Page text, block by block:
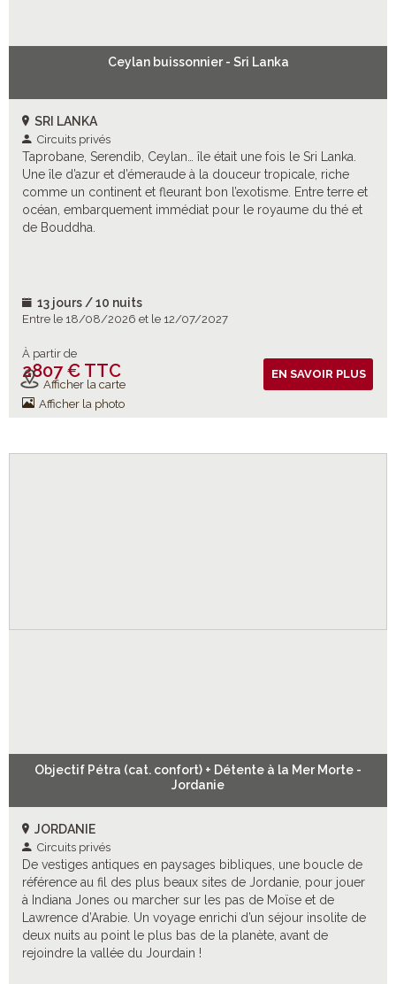
Ceylan buissonnier - Sri Lanka
SRI LANKA
Circuits privés
Taprobane, Serendib, Ceylan… île était une fois le Sri Lanka.
Une île d’azur et d’émeraude à la douceur tropicale, riche
comme un continent et fleurant bon l’exotisme. Entre terre et
océan, embarquement immédiat pour le royaume du thé et
de Bouddha.
13 jours / 10 nuits
Entre le 18/08/2026 et le 12/07/2027
À partir de
2807 € TTC
Vols inclus
Afficher la carte
Afficher la photo
EN SAVOIR PLUS
Objectif Pétra (cat. confort) + Détente à la Mer Morte -
Jordanie
JORDANIE
Circuits privés
De vestiges antiques en paysages bibliques, une boucle de
référence au fil des plus beaux sites de Jordanie, pour jouer
à Indiana Jones ou marcher sur les pas de Moïse et de
Lawrence d’Arabie. Un voyage enrichi d’un séjour insolite de
deux nuits au point le plus bas de la planète, avant de
rejoindre la vallée du Jourdain !